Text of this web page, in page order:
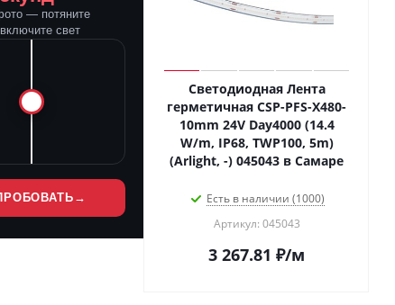
— потяните
свет
→
Светодиодная Лента
герметичная CSP-PFS-X480-
10mm 24V Day4000 (14.4
W/m, IP68, TWP100, 5m)
(Arlight, -) 045043 в Самаре
Есть в наличии (1000)
Артикул: 045043
3 267.81 ₽/м